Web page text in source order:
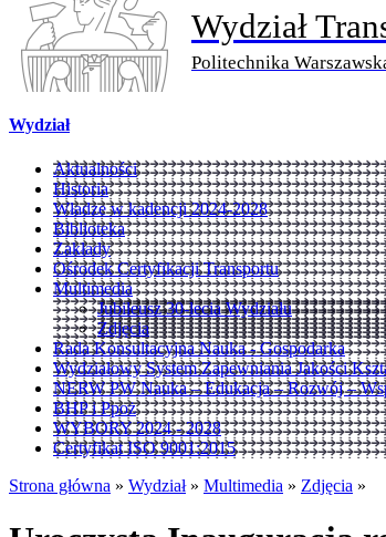
Wydział
Politechnika
Wydział
Aktualności
Historia
Władze w kadencji 2024-2028
Biblioteka
Zakłady
Ośrodek Certyfikacji Transportu
Multimedia
Jubileusz 30-lecia Wydziału
Zdjęcia
Rada Konsultacyjna Nauka - Gospodarka
Wydziałowy System Zapewniania Jakości
NERW PW Nauka – Edukacja – Rozwój –
BHP i Ppoż
WYBORY 2024 - 2028
Certyfikat ISO 9001:2015
Strona główna » Wydział » Multimedia » Zdjęcia »